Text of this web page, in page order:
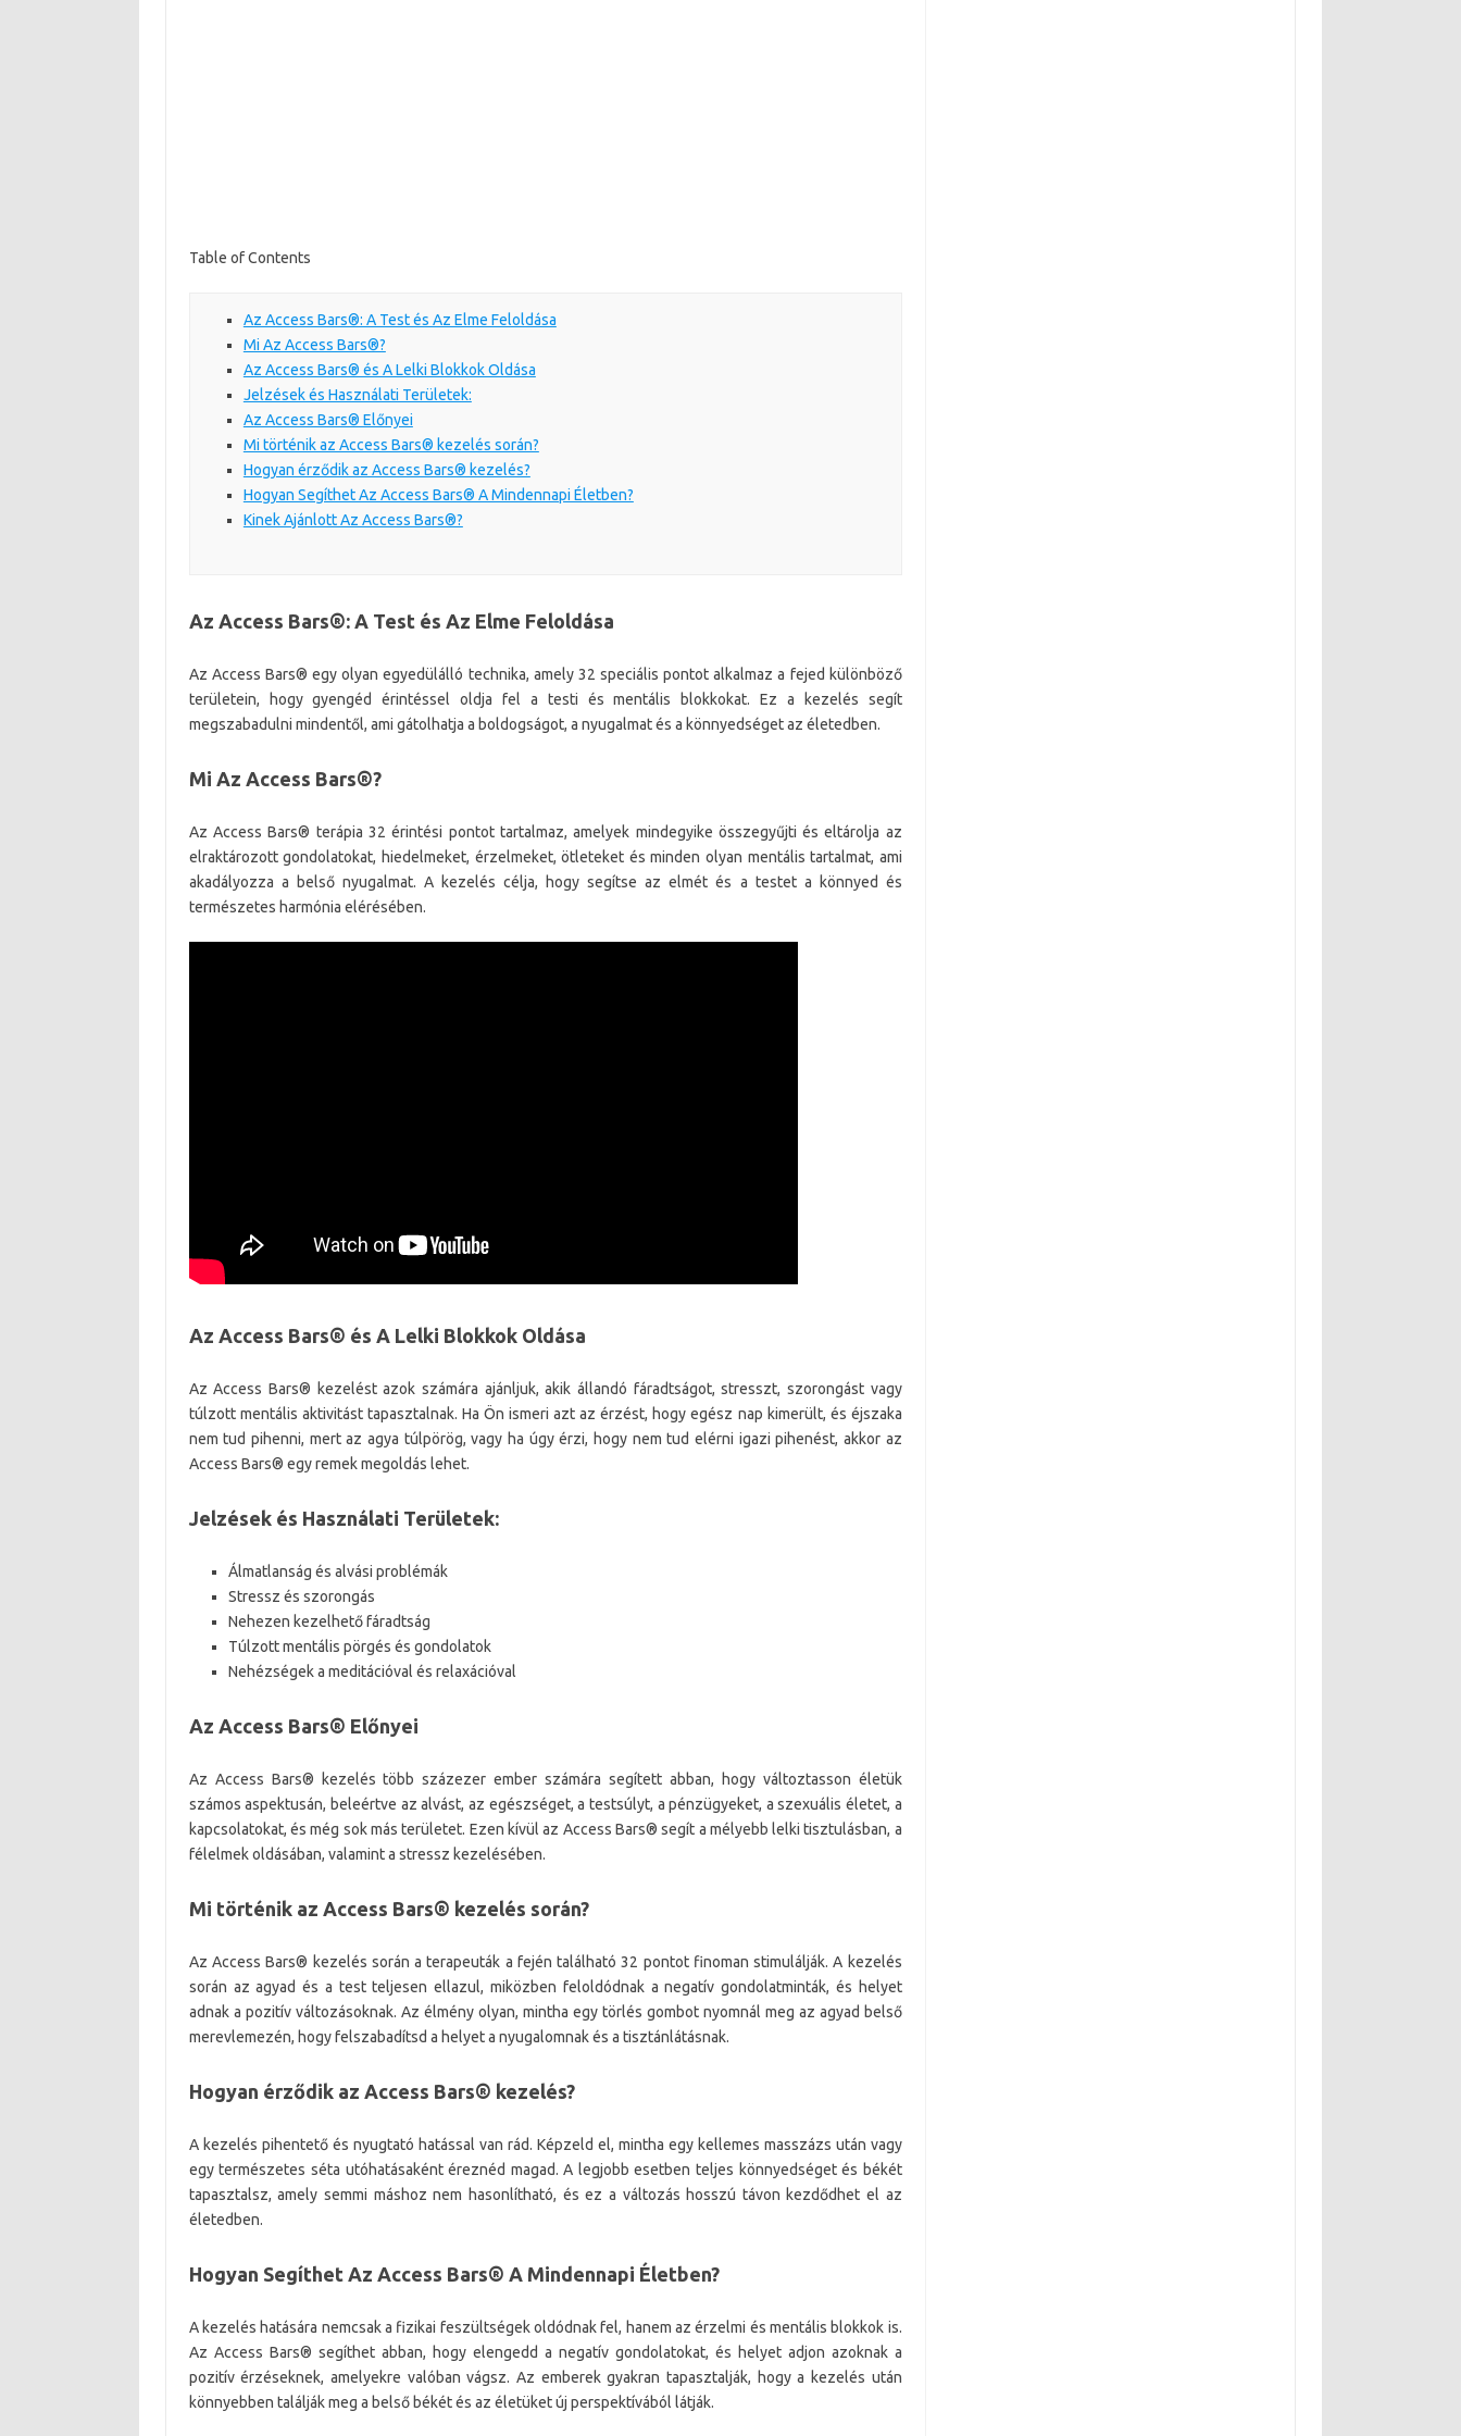
Table of Contents
Az Access Bars®: A Test és Az Elme Feloldása
Mi Az Access Bars®?
Az Access Bars® és A Lelki Blokkok Oldása
Jelzések és Használati Területek:
Az Access Bars® Előnyei
Mi történik az Access Bars® kezelés során?
Hogyan érződik az Access Bars® kezelés?
Hogyan Segíthet Az Access Bars® A Mindennapi Életben?
Kinek Ajánlott Az Access Bars®?
Az Access Bars®: A Test és Az Elme Feloldása
Az Access Bars® egy olyan egyedülálló technika, amely 32 speciális pontot alkalmaz a fejed különböző
területein, hogy gyengéd érintéssel oldja fel a testi és mentális blokkokat. Ez a kezelés segít
megszabadulni mindentől, ami gátolhatja a boldogságot, a nyugalmat és a könnyedséget az életedben.
Mi Az Access Bars®?
Az Access Bars® terápia 32 érintési pontot tartalmaz, amelyek mindegyike összegyűjti és eltárolja az
elraktározott gondolatokat, hiedelmeket, érzelmeket, ötleteket és minden olyan mentális tartalmat, ami
akadályozza a belső nyugalmat. A kezelés célja, hogy segítse az elmét és a testet a könnyed és
természetes harmónia elérésében.
Az Access Bars® és A Lelki Blokkok Oldása
Az Access Bars® kezelést azok számára ajánljuk, akik állandó fáradtságot, stresszt, szorongást vagy
túlzott mentális aktivitást tapasztalnak. Ha Ön ismeri azt az érzést, hogy egész nap kimerült, és éjszaka
nem tud pihenni, mert az agya túlpörög, vagy ha úgy érzi, hogy nem tud elérni igazi pihenést, akkor az
Access Bars® egy remek megoldás lehet.
Jelzések és Használati Területek:
Álmatlanság és alvási problémák
Stressz és szorongás
Nehezen kezelhető fáradtság
Túlzott mentális pörgés és gondolatok
Nehézségek a meditációval és relaxációval
Az Access Bars® Előnyei
Az Access Bars® kezelés több százezer ember számára segített abban, hogy változtasson életük
számos aspektusán, beleértve az alvást, az egészséget, a testsúlyt, a pénzügyeket, a szexuális életet, a
kapcsolatokat, és még sok más területet. Ezen kívül az Access Bars® segít a mélyebb lelki tisztulásban, a
félelmek oldásában, valamint a stressz kezelésében.
Mi történik az Access Bars® kezelés során?
Az Access Bars® kezelés során a terapeuták a fején található 32 pontot finoman stimulálják. A kezelés
során az agyad és a test teljesen ellazul, miközben feloldódnak a negatív gondolatminták, és helyet
adnak a pozitív változásoknak. Az élmény olyan, mintha egy törlés gombot nyomnál meg az agyad belső
merevlemezén, hogy felszabadítsd a helyet a nyugalomnak és a tisztánlátásnak.
Hogyan érződik az Access Bars® kezelés?
A kezelés pihentető és nyugtató hatással van rád. Képzeld el, mintha egy kellemes masszázs után vagy
egy természetes séta utóhatásaként éreznéd magad. A legjobb esetben teljes könnyedséget és békét
tapasztalsz, amely semmi máshoz nem hasonlítható, és ez a változás hosszú távon kezdődhet el az
életedben.
Hogyan Segíthet Az Access Bars® A Mindennapi Életben?
A kezelés hatására nemcsak a fizikai feszültségek oldódnak fel, hanem az érzelmi és mentális blokkok is.
Az Access Bars® segíthet abban, hogy elengedd a negatív gondolatokat, és helyet adjon azoknak a
pozitív érzéseknek, amelyekre valóban vágsz. Az emberek gyakran tapasztalják, hogy a kezelés után
könnyebben találják meg a belső békét és az életüket új perspektívából látják.